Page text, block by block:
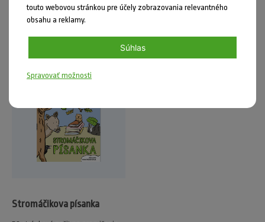
DO KOŠÍKA
Stromáčikova písanka
touto webovou stránkou pre účely zobrazovania relevantného
obsahu a reklamy.
Súhlas
Spravovať možnosti